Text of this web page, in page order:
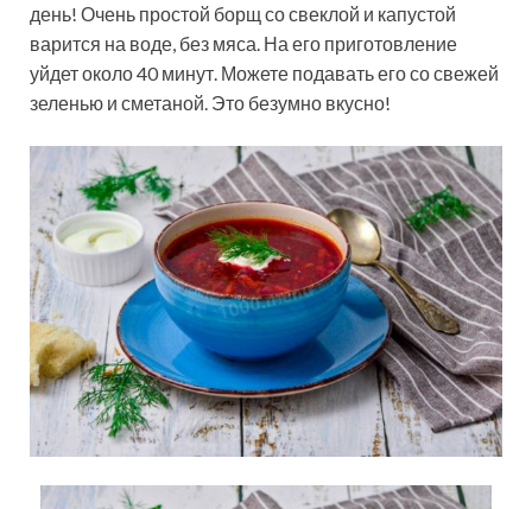
день! Очень простой борщ со свеклой и капустой
варится на воде, без мяса. На его приготовление
уйдет около 40 минут. Можете подавать его со свежей
зеленью и сметаной. Это безумно вкусно!